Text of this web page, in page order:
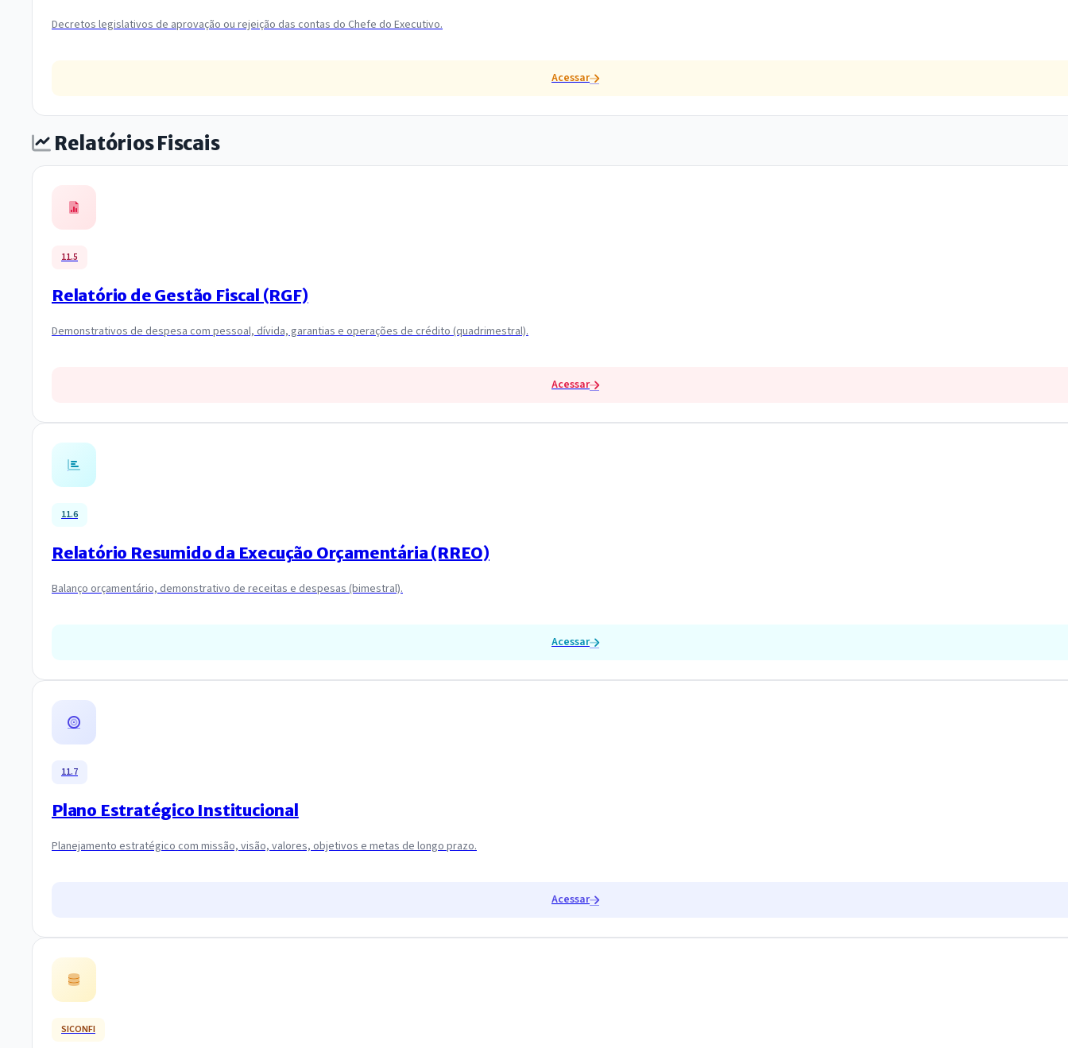
Decretos legislativos de aprovação ou rejeição das contas do Chefe do Executivo.
Acessar
Relatórios Fiscais
11.5
Relatório de Gestão Fiscal (RGF)
Demonstrativos de despesa com pessoal, dívida, garantias e operações de crédito (quadrimestral).
Acessar
11.6
Relatório Resumido da Execução Orçamentária (RREO)
Balanço orçamentário, demonstrativo de receitas e despesas (bimestral).
Acessar
11.7
Plano Estratégico Institucional
Planejamento estratégico com missão, visão, valores, objetivos e metas de longo prazo.
Acessar
SICONFI